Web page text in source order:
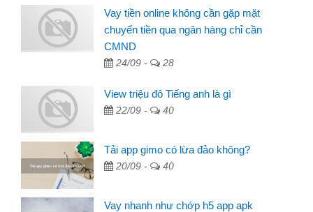
Vay tiền online không cần gặp mặt
chuyển tiền qua ngân hàng chỉ cần
CMND
24/09 - 28
View triệu đô Tiếng anh là gì
22/09 - 40
Tải app gimo có lừa đảo không?
20/09 - 40
Vay nhanh như chớp h5 app apk